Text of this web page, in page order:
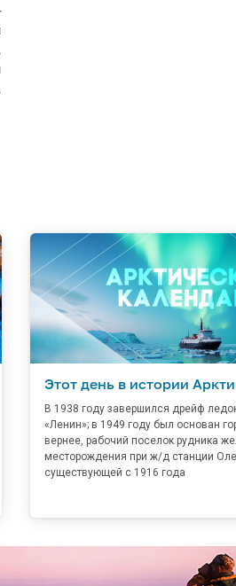
Этот день в истории
В 1938 году завершился дрейф
«Ленин»; в 1949 году был основан
вернее, рабочий поселок рудника
месторождения при ж/д станции
существующей с 1916 года